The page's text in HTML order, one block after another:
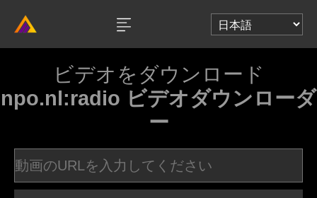
ビデオをダウンロード
npo.nl:radio ビデオダウンローダ
ー